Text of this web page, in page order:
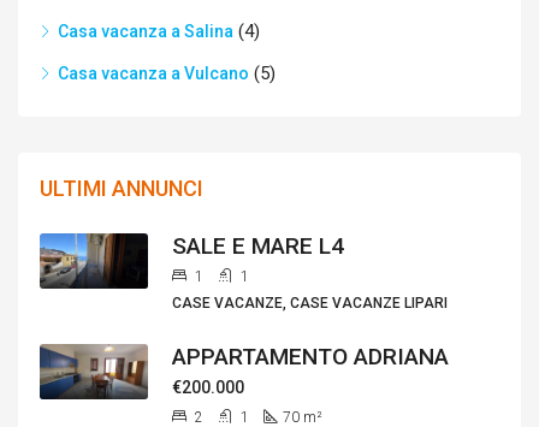
Casa vacanza a Salina (4)
Casa vacanza a Vulcano (5)
ULTIMI ANNUNCI
SALE E MARE L4
1
1
CASE VACANZE, CASE VACANZE LIPARI
APPARTAMENTO ADRIANA
€200.000
2 1 70 m²